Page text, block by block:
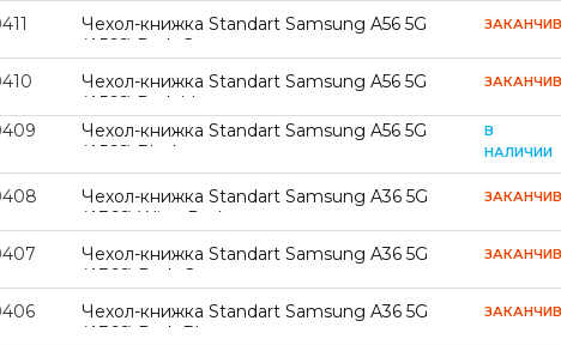
Чехол-книжка Standart Samsung A56 5G
(A566) Dark Green
Чехол-книжка Standart Samsung A56 5G
(A566) Dark blue
Чехол-книжка Standart Samsung A56 5G
(A566) Black
В
НАЛИЧИИ
Чехол-книжка Standart Samsung A36 5G
(A366) Wine Red
Чехол-книжка Standart Samsung A36 5G
(A366) Dark Green
Чехол-книжка Standart Samsung A36 5G
(A366) Dark Blue